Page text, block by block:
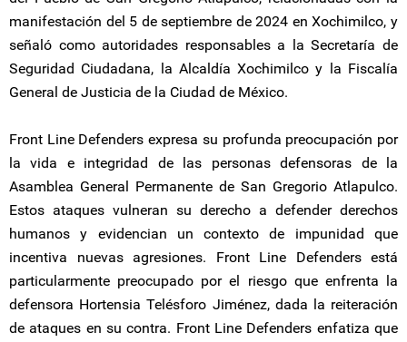
manifestación del 5 de septiembre de 2024 en Xochimilco, y
señaló como autoridades responsables a la Secretaría de
Seguridad Ciudadana, la Alcaldía Xochimilco y la Fiscalía
General de Justicia de la Ciudad de México.
Front Line Defenders expresa su profunda preocupación por
la vida e integridad de las personas defensoras de la
Asamblea General Permanente de San Gregorio Atlapulco.
Estos ataques vulneran su derecho a defender derechos
humanos y evidencian un contexto de impunidad que
incentiva nuevas agresiones. Front Line Defenders está
particularmente preocupado por el riesgo que enfrenta la
defensora Hortensia Telésforo Jiménez, dada la reiteración
de ataques en su contra. Front Line Defenders enfatiza que